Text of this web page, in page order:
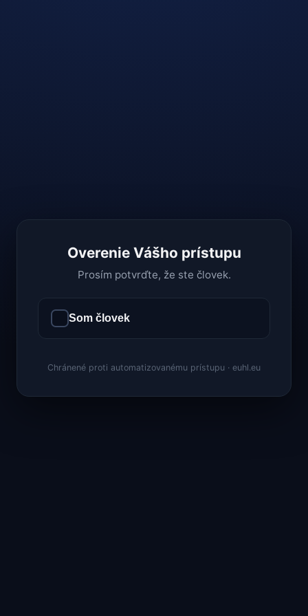
Overenie Vášho prístupu
Prosím potvrďte, že ste človek.
Som človek
Chránené proti automatizovanému prístupu · euhl.eu